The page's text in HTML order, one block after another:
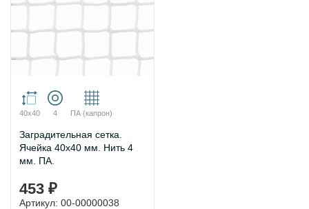
40х40 4 ПА (капрон)
Заградительная сетка.
Ячейка 40х40 мм. Нить 4
мм. ПА.
453 ₽
Артикул: 00-00000038